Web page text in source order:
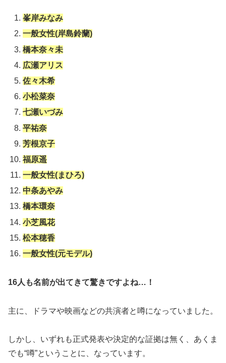
峯岸みなみ
一般女性(岸島鈴蘭)
橋本奈々未
広瀬アリス
佐々木希
小松菜奈
七瀬いづみ
平祐奈
芳根京子
福原遥
一般女性(まひろ)
中条あやみ
橋本環奈
小芝風花
松本穂香
一般女性(元モデル)
16人も名前が出てきて驚きですよね…！
主に、ドラマや映画などの共演者と噂になっていました。
しかし、いずれも正式発表や決定的な証拠は無く、あくま
でも“噂”ということに、なっています。